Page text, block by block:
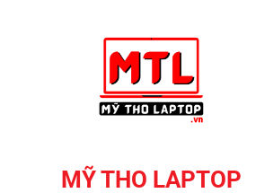
MỸ THO LAPTOP